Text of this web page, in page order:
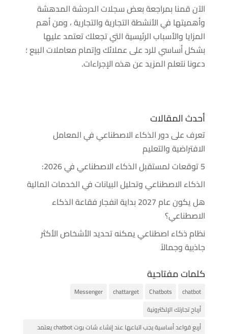
الآن قمنا بمراجعة بعض سجلات الدردشة المدهشة
وأهميتها في الأنشطة التجارية والتجارية ، ومن أهم
المزايا والأسباب الرئيسية التي تجعلك تعتمد عليها
بشكل أساسي للرد على عملائك وإتمام معاملات البيع ؛
دعونا نتعلم المزيد عن هذه الإجراءات.
أحدث المقالات
تعرف على دور الذكاء الاصطناعي في المعامل
الافتراضية والتعليم
5 توقعات لمستقبل الذكاء الاصطناعي في 2026:
الذكاء الاصطناعي وتحليل البيانات في الخدمات المالية
هل يكون عام 2027 بداية انفجار فقاعة الذكاء
الاصطناعي؟
نظام ذكاء اصطناعي يمكنه تحديد الأشخاص الأكثر
جاذبية وجمالاً
كلمات مفتاحية
chatbot
Chatbots
chattarget
Messenger
أرباح تجارتك الإلكترونية
أربع قواعد أساسية يجب اتباعها عند إنشاء شات بوت chatbot يعتمد